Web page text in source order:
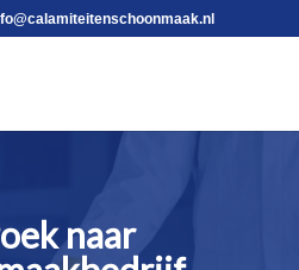
naar